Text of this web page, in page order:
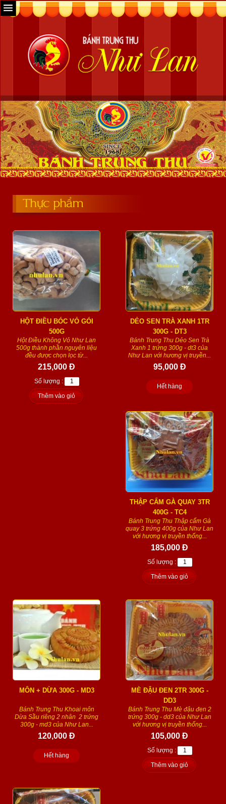
Thực phẩm
HỘT ĐIỀU BÓC VỎ GÓI
500G
Hột Điều Không Vỏ Như Lan
500g thành phần nguyên liệu
đều được chọn lọc từ...
215,000 Đ
Số lượng :
Thêm vào giỏ
DẺO SEN TRÀ XANH 1TR
300G - DT3
Bánh Trung Thu Dẻo Sen Trà
Xanh 1 trứng 300g - dt3 của
Như Lan với hương vị truyền...
95,000 Đ
Hết hàng
THẬP CẨM GÀ QUAY 3TR
400G - TC4
Bánh Trung Thu Thập cẩm Gà
quay 3 trứng 400g của Như Lan
với hương vị truyền thống...
185,000 Đ
Số lượng :
Thêm vào giỏ
MÔN + DỪA 300G - MD3
Bánh Trung Thu Khoai môn
Dừa Sầu riêng 2 nhân 2 trứng
300g - md3 của Như Lan...
120,000 Đ
Hết hàng
MÈ ĐẬU ĐEN 2TR 300G -
DD3
Bánh Trung Thu Mè đậu đen 2
trứng 300g - dd3 của Như Lan
với hương vị truyền thống...
105,000 Đ
Số lượng :
Thêm vào giỏ